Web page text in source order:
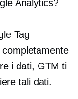
Analytics?
Tag
i dati, GTM ti
tali dati.